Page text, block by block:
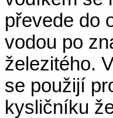
převede do
vodou po
železitého.
se použijí
kysličníku